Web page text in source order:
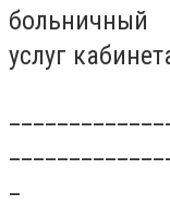
больничный
услуг